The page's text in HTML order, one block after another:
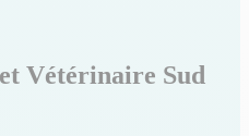
Vétérinaire Sud